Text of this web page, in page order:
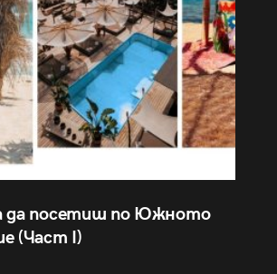
да посетиш по Южното
(Част I)